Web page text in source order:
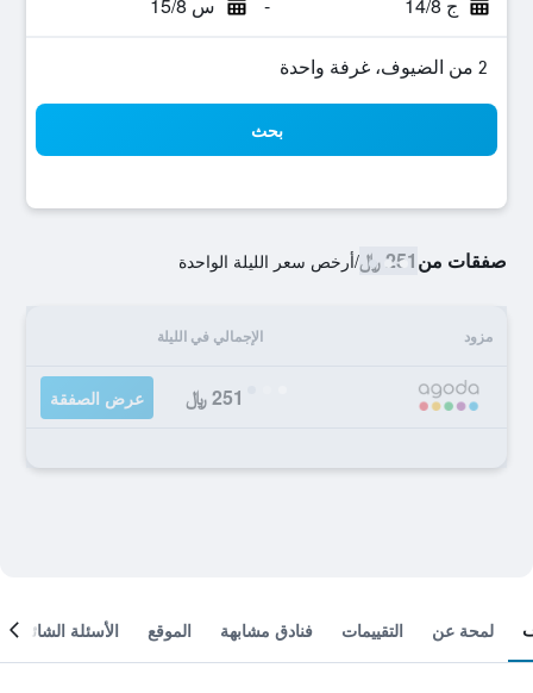
2 من الضيوف، غرفة واحدة
بحث
صفقات من251 ﷼ /أرخص سعر الليلة الواحدة
مزود الإجمالي في الليلة
251 ﷼ عرض الصفقة
لمحة عن التقييمات فنادق مشابهة الموقع الأسئلة الشائعة